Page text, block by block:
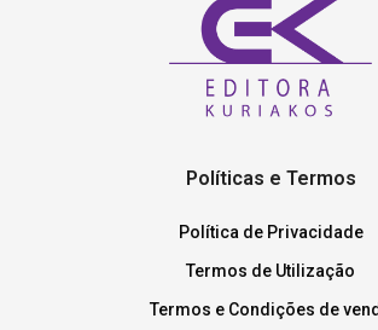
Políticas e Termos
Política de Privacidade
Termos de Utilização
Termos e Condições de